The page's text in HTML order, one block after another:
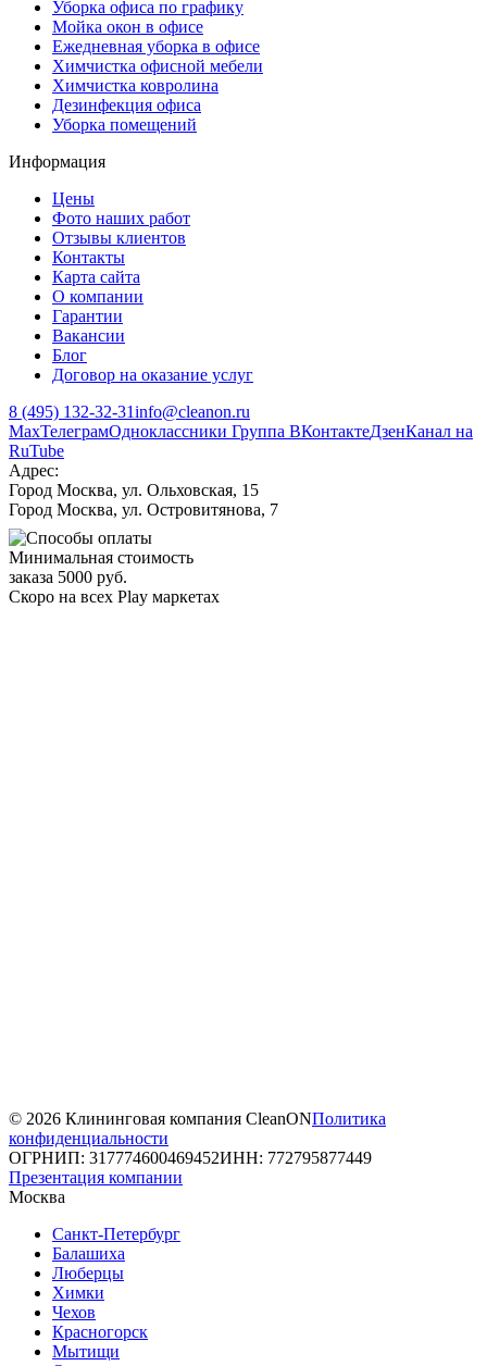
Уборка офиса по графику
Мойка окон в офисе
Ежедневная уборка в офисе
Химчистка офисной мебели
Химчистка ковролина
Дезинфекция офиса
Уборка помещений
Информация
Цены
Фото наших работ
Отзывы клиентов
Контакты
Карта сайта
О компании
Гарантии
Вакансии
Блог
Договор на оказание услуг
8 (495) 132-32-31info@cleanon.ru
MaxТелеграмОдноклассники Группа ВКонтактеДзенКанал на
RuTube
Адрес:
Город Москва, ул. Ольховская, 15
Город Москва, ул. Островитянова, 7
Минимальная стоимость
заказа 5000 руб.
Скоро на всех Play маркетах
© 2026 Клининговая компания CleanONПолитика
конфиденциальности
ОГРНИП: 317774600469452ИНН: 772795877449
Презентация компании
Москва
Санкт-Петербург
Балашиха
Люберцы
Химки
Чехов
Красногорск
Мытищи